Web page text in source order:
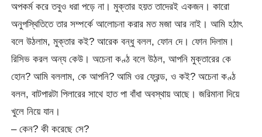
অপকর্ম করে তবুও ধরা পড়ে না। মুক্তার হয়ত তাদেরই একজন। কারো
অনুপস্থিতিতে তার সম্পর্কে আলোচনা করার মত মজা আর নাই। আমি হঠাৎ
বলে উঠলাম, মুক্তার কই? আরেক বন্ধু বলল, ফোন দে। ফোন দিলাম।
রিসিভ করল অন্য কেউ। অচেনা কণ্ঠ বলে উঠল, আপনি মুক্তারের কে
হোন? আমি বললাম, কে আপনি? আমি ওর ফ্রেন্ড, ও কই? অচেনা কণ্ঠ
বলল, বাটপারটা পিলারের সাথে হাত পা বাঁধা অবস্থায় আছে। জরিমানা দিয়ে
খুলে নিয়ে যান।
– কেন? কী করেছে সে?